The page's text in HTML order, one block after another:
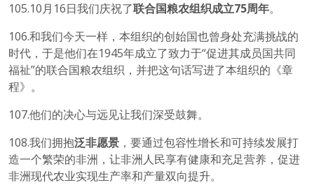
105.10月16日我们庆祝了联合国粮农组织成立75周年。
106.和我们今天一样，本组织的创始国也曾身处充满挑战的
时代，于是他们在1945年成立了致力于“促进其成员国共同
福祉”的联合国粮农组织，并把这句话写进了本组织的《章
程》。
107.他们的决心与远见让我们深受鼓舞。
108.我们拥抱泛非愿景 ，要通过包容性增长和可持续发展打
造一个繁荣的非洲，让非洲人民享有健康和充足营养，促进
非洲现代农业实现生产率和产量双向提升。